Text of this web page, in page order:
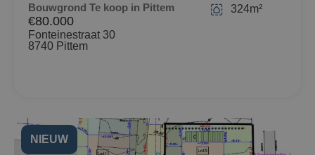
Bouwgrond Te koop in Pittem
€80.000
Fonteinestraat 30
8740 Pittem
324m²
NIEUW